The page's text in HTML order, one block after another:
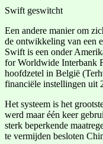
Swift geswitcht
Een andere manier om
de ontwikkeling van een
Swift is een onder
for Worldwide Interbank
hoofdzetel in België
financiële instellingen uit
Het systeem is het
werd maar één keer
sterk beperkende
te vermijden besloten